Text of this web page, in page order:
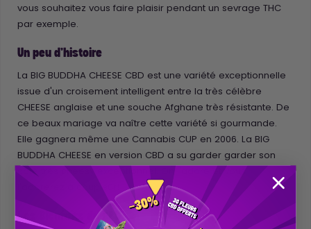
vous souhaitez vous faire plaisir pendant un sevrage THC
par exemple.
Un peu d'histoire
La BIG BUDDHA CHEESE CBD est une variété exceptionnelle
issue d'un croisement intelligent entre la très célèbre
CHEESE anglaise et une souche Afghane très résistante. De
ce beaux mariage va naître cette variété si gourmande.
Elle gagnera même une Cannabis CUP en 2006. La BIG
BUDDHA CHEESE en version CBD a su garder garder son
côté très cheesy exceptionnel. On l'adore et vous
l'adorerez à coup sûr!
Les Bienfaits du CBD